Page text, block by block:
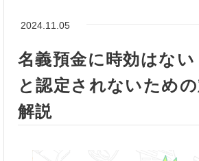
2024.11.05
名義預金に時効はな
と認定されないため
解説